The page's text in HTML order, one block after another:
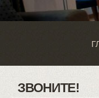
ЗВОНИТЕ!